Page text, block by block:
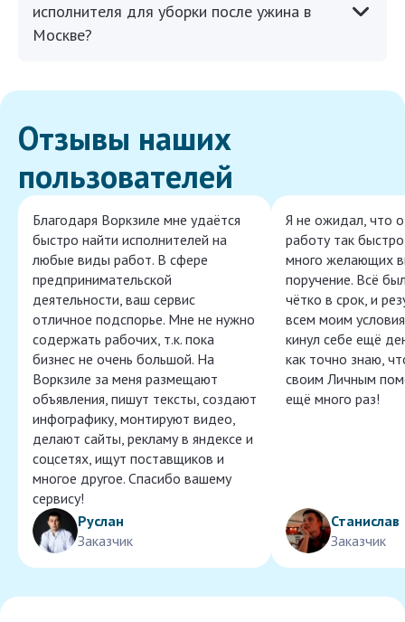
исполнителя для уборки после ужина в
Москве?
Отзывы наших
пользователей
Благодаря Воркзиле мне удаётся
быстро найти исполнителей на
любые виды работ. В сфере
предпринимательской
деятельности, ваш сервис
отличное подспорье. Мне не нужно
содержать рабочих, т.к. пока
бизнес не очень большой. На
Воркзиле за меня размещают
объявления, пишут тексты, создают
инфографику, монтируют видео,
делают сайты, рекламу в яндексе и
соцсетях, ищут поставщиков и
многое другое. Спасибо вашему
сервису!
Руслан
Заказчик
Я не ожидал, что
работу так
много желающих
поручение. Всё
чётко в срок, и
всем моим
кинул себе ещё
как точно знаю,
своим Личным
ещё много раз!
Станислав
Заказчик